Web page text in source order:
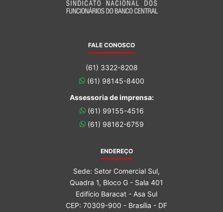
FALE CONOSCO
(61) 3322-8208
(61) 98145-8400
Assessoria de imprensa:
(61) 99155-4516
(61) 98162-6759
ENDEREÇO
Sede: Setor Comercial Sul,
Quadra 1, Bloco G - Sala 401
Edifício Baracat - Asa Sul
CEP: 70309-900 - Brasília - DF